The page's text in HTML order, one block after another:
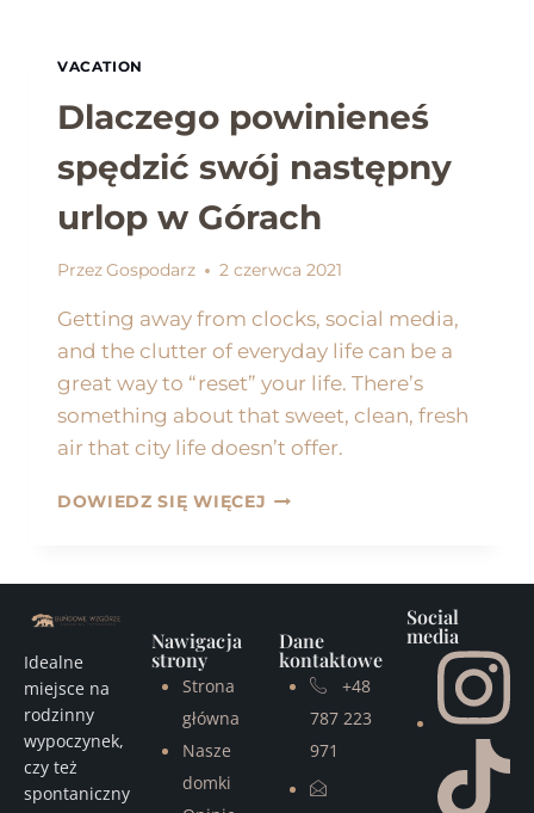
VACATION
Dlaczego powinieneś
spędzić swój następny
urlop w Górach
PrzezGospodarz 2 czerwca 2021
Getting away from clocks, social media,
and the clutter of everyday life can be a
great way to “reset” your life. There’s
something about that sweet, clean, fresh
air that city life doesn’t offer.
DOWIEDZ SIĘ WIĘCEJ
Idealne
miejsce na
rodzinny
wypoczynek,
czy też
spontaniczny
Nawigacja
strony
Strona
główna
Nasze
domki
Dane
kontaktowe
+48
787 223
971
Social
media